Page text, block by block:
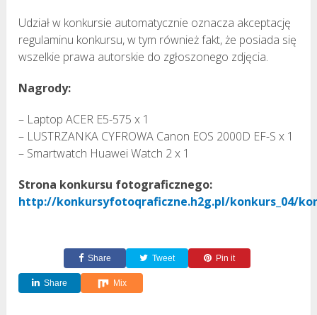
Udział w konkursie automatycznie oznacza akceptację
regulaminu konkursu, w tym również fakt, że posiada się
wszelkie prawa autorskie do zgłoszonego zdjęcia.
Nagrody:
– Laptop ACER E5-575 x 1
– LUSTRZANKA CYFROWA Canon EOS 2000D EF-S x 1
– Smartwatch Huawei Watch 2 x 1
Strona konkursu fotograficznego:
http://konkursyfotoqraficzne.h2g.pl/konkurs_04/
Share Tweet Pin it
Share Mix